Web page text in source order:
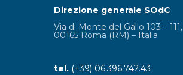
Direzione generale SOdC
Via di Monte del Gallo 103 – 111,
00165 Roma (RM) – Italia
tel. (+39) 06.396.742.43